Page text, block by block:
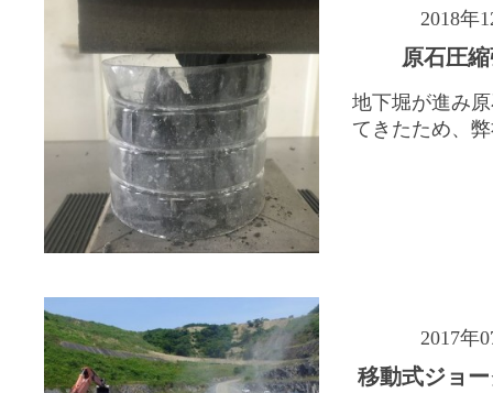
2018年
原石圧
地下堀が進み
てきたため、
2017年
移動式ジョ